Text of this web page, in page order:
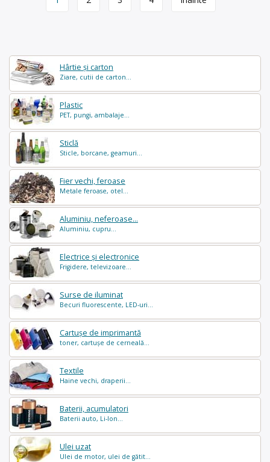
Hârtie și carton
Ziare, cutii de carton...
Plastic
PET, pungi, ambalaje...
Sticlă
Sticle, borcane, geamuri...
Fier vechi, feroase
Metale feroase, otel...
Aluminiu, neferoase...
Aluminiu, cupru...
Electrice și electronice
Frigidere, televizoare...
Surse de iluminat
Becuri fluorescente, LED-uri...
Cartușe de imprimantă
toner, cartușe de cerneală...
Textile
Haine vechi, draperii...
Baterii, acumulatori
Baterii auto, Li-Ion...
Ulei uzat
Ulei de motor, ulei de gătit...